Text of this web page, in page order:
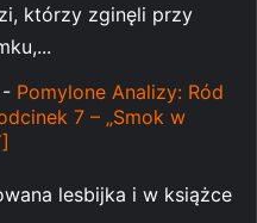
którzy zginęli przy
- Pomylone Analizy: Ród
7 – „Smok w
lesbijka i w książce